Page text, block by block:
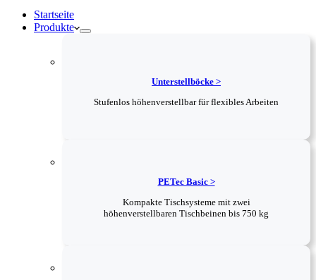
Startseite
Produkte
Unterstellböcke >
Stufenlos höhenverstellbar für flexibles Arbeiten
PETec Basic >
Kompakte Tischsysteme mit zwei
höhenverstellbaren Tischbeinen bis 750 kg